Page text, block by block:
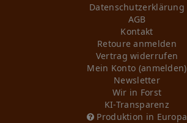
Daten­schutz­erklärung
AGB
Kontakt
Retoure anmelden
Vertrag widerrufen
Mein Konto (anmelden)
Newsletter
Wir in Forst
KI-Transparenz
Produktion in Europa